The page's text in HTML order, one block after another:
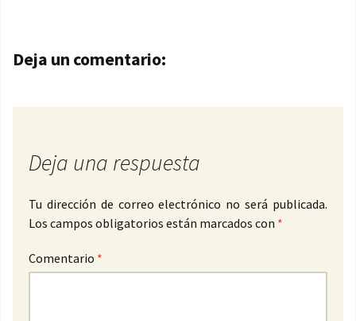
Navegación de entradas
Deja un comentario:
Deja una respuesta
Tu dirección de correo electrónico no será publicada.
Los campos obligatorios están marcados con *
Comentario *